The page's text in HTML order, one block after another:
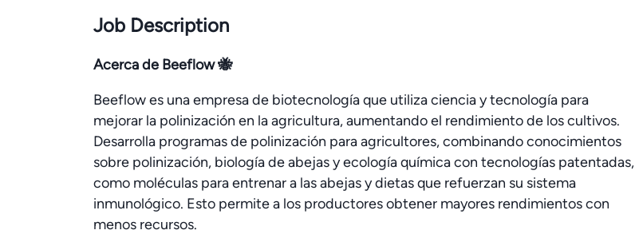
Job Description
Acerca de Beeflow 🐝
Beeflow es una empresa de biotecnología que utiliza ciencia y tecnología para
mejorar la polinización en la agricultura, aumentando el rendimiento de los cultivos.
Desarrolla programas de polinización para agricultores, combinando conocimientos
sobre polinización, biología de abejas y ecología química con tecnologías patentadas,
como moléculas para entrenar a las abejas y dietas que refuerzan su sistema
inmunológico. Esto permite a los productores obtener mayores rendimientos con
menos recursos.